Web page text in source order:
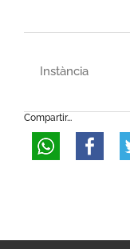
Instància
Compartir...